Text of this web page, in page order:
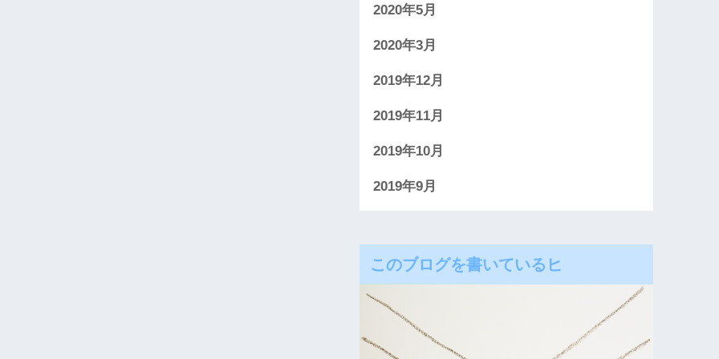
2020年5月
2020年3月
2019年12月
2019年11月
2019年10月
2019年9月
このブログを書いているヒ